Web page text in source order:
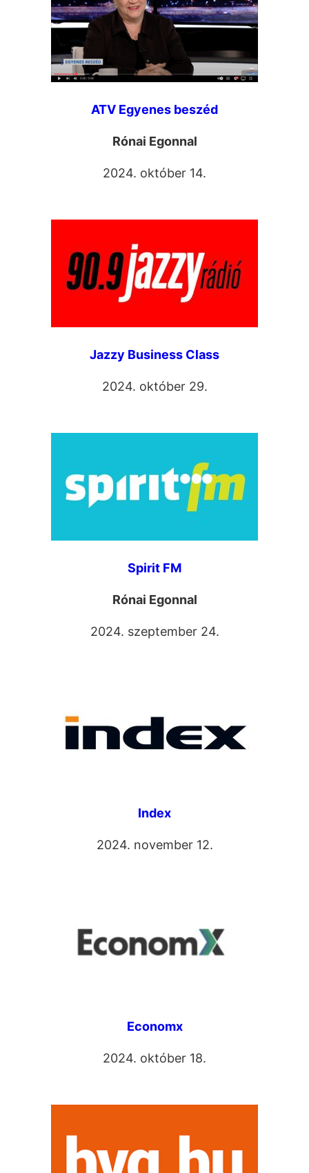
ATV Egyenes beszéd
Rónai Egonnal
2024. október 14.
Jazzy Business Class
2024. október 29.
Spirit FM
Rónai Egonnal
2024. szeptember 24.
Index
2024. november 12.
Economx
2024. október 18.